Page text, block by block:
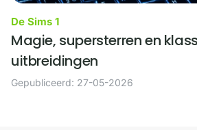
De Sims 1
Magie, supersterren en
uitbreidingen
Gepubliceerd: 27-05-2026